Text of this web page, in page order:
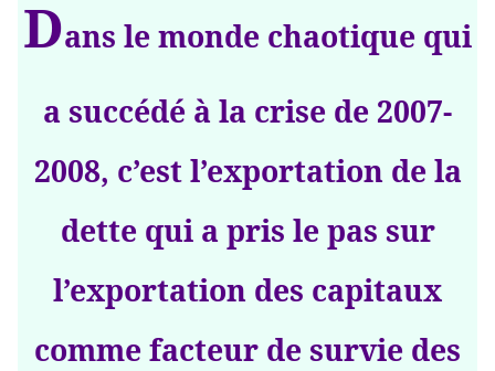
Dans le monde chaotique qui
a succédé à la crise de 2007-
2008, c’est l’exportation de la
dette qui a pris le pas sur
l’exportation des capitaux
comme facteur de survie des